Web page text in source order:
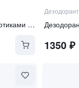
Дезодорант с пребиотиками "Сказочный лотос"
Дезодорант
1350₽